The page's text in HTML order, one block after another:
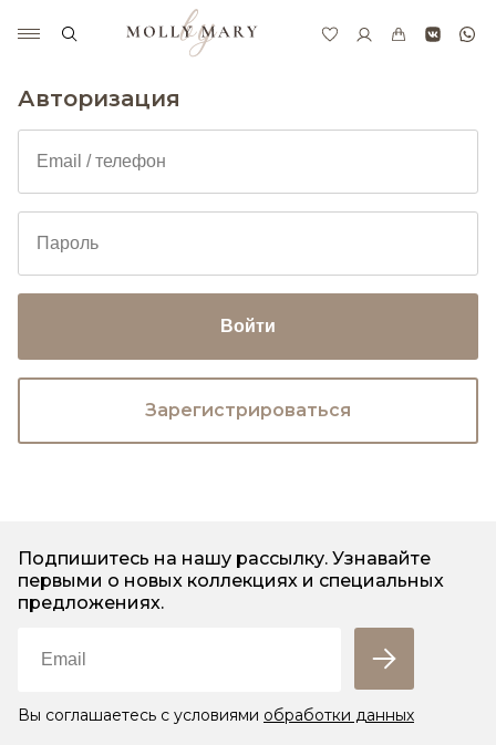
Авторизация
Войти
Зарегистрироваться
Подпишитесь на нашу рассылку. Узнавайте
первыми о новых коллекциях и специальных
предложениях.
Вы соглашаетесь с условиями обработки данных